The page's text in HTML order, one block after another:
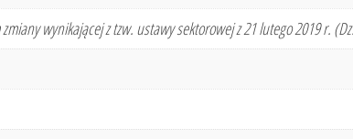
wynikającej z tzw. ustawy sektorowej z 21 lutego 2019 r.